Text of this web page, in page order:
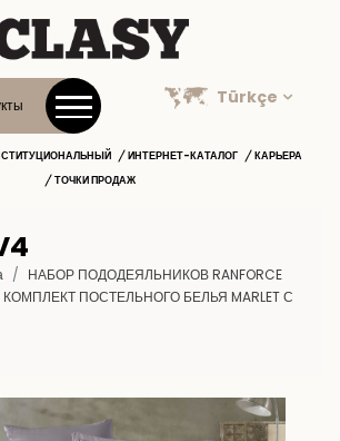
Türkçe
ИНТЕРНЕТ-КАТАЛОГ
КАРЬЕРА
ТОЧКИ ПРОДАЖ
НАБОР ПОДОДЕЯЛЬНИКОВ RANFORCE
ПОСТЕЛЬНОГО БЕЛЬЯ MARLET С